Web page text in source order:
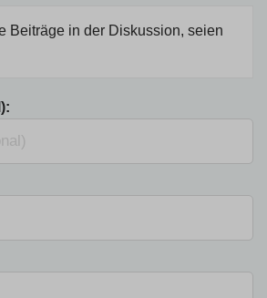
Beiträge in der Diskussion, seien